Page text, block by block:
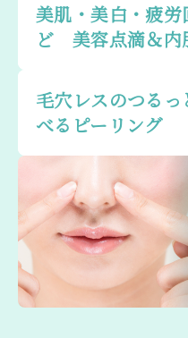
美肌・美白・疲
ど 美容点滴＆内
毛穴レスのつる
べるピーリング